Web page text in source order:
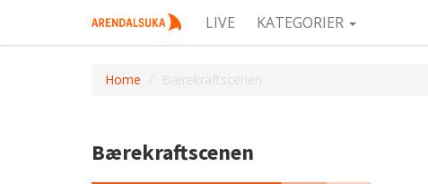
LIVE KATEGORIER
Home Bærekraftscenen
Bærekraftscenen